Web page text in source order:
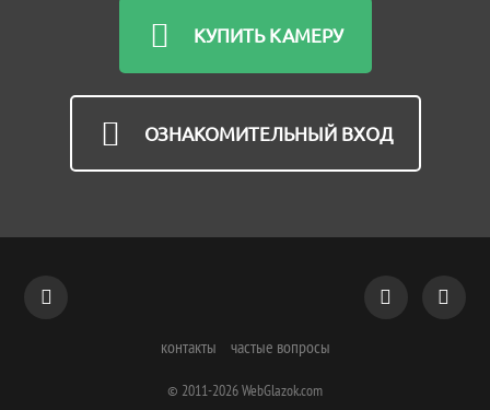
КУПИТЬ КАМЕРУ
ОЗНАКОМИТЕЛЬНЫЙ ВХОД
контакты частые вопросы
© 2011-2026WebGlazok.com